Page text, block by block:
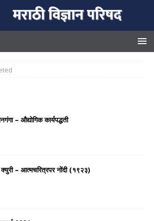
– औद्योगिक कार्यपद्धती
क्युरी – आत्मचरित्रपर नोंदी (१९२३)